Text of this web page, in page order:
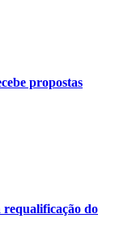
propostas
do